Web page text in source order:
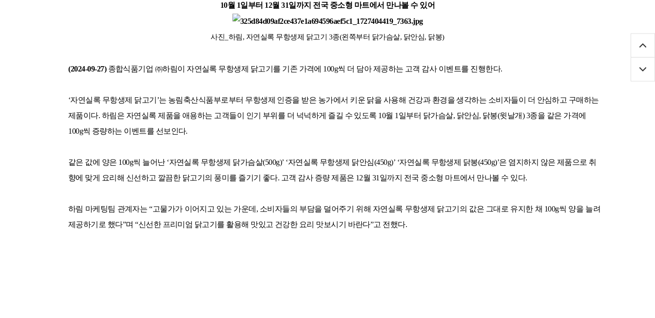
10월 1일부터 12월 31일까지 전국 중소형 마트에서 만나볼 수 있어
사진 하림, 자연실록 무항생제 닭고기 3종(왼쪽부터 닭가슴살, 닭안심, 닭봉)
(2024-09-27) 종합식품기업 ㈜하림이 자연실록 무항생제 닭고기를 기존 가격에 100g씩 더 담아 제공하는 고객 감사 이벤트를 진행한다.
‘자연실록 무항생제 닭고기 ’는 농림축산식품부로부터 무항생제 인증을 받은 농가에서 키운 닭을 사용해 건강과 환경을 생각하는 소비자들이 더 안심하고 구매하는
제품이다. 하림은 자연실록 제품을 애용하는 고객들이 인기 부위를 더 넉넉하게 즐길 수 있도록 10월 1 일부터 닭가슴살, 닭안심, 닭봉(윗날개) 3종을 같은 가격에
100g씩 증량하는 이벤트를 선보인다.
같은 값에 양은 100g씩 늘어난 ‘자연실록 무항생제 닭가슴살(500g)’ ‘자연실록 무항생제 닭안심(450g)’ ‘자연실록 무항생제 닭봉(450g)’은 염지하지 않은 제품으로 취
향에 맞게 요리해 신선하고 깔끔한 닭고기의 풍미를 즐기기 좋다. 고객 감사 증량 제품은 12월 31 일까지 전국 중소형 마트에서 만나볼 수 있다.
하림 마케팅팀 관계자는“고물가가 이어지고 있는 가운데 , 소비자들의 부담을 덜어주기 위해 자연실록 무항생제 닭고기의 값은 그대로 유지한 채 100g씩 양을 늘려
제공하기로 했다”며“신선한 프리미엄 닭고기를 활용해 맛있고 건강한 요리 맛보시기 바란다”고 전했다.